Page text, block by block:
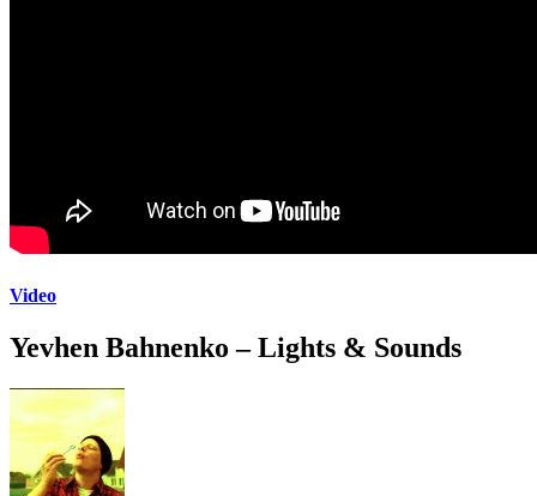
Video
Yevhen Bahnenko – Lights & Sounds